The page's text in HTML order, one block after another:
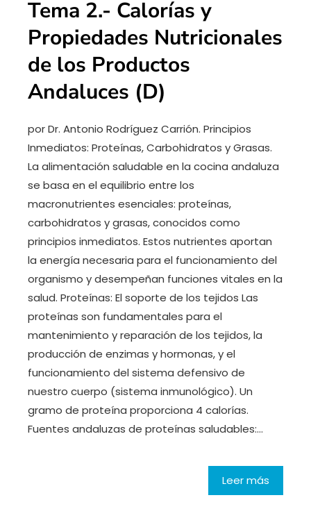
Tema 2.- Calorías y
Propiedades Nutricionales
de los Productos
Andaluces (D)
por Dr. Antonio Rodríguez Carrión. Principios
Inmediatos: Proteínas, Carbohidratos y Grasas.
La alimentación saludable en la cocina andaluza
se basa en el equilibrio entre los
macronutrientes esenciales: proteínas,
carbohidratos y grasas, conocidos como
principios inmediatos. Estos nutrientes aportan
la energía necesaria para el funcionamiento del
organismo y desempeñan funciones vitales en la
salud. Proteínas: El soporte de los tejidos Las
proteínas son fundamentales para el
mantenimiento y reparación de los tejidos, la
producción de enzimas y hormonas, y el
funcionamiento del sistema defensivo de
nuestro cuerpo (sistema inmunológico). Un
gramo de proteína proporciona 4 calorías.
Fuentes andaluzas de proteínas saludables:…
Leer más